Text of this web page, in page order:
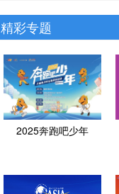
精彩专题
2025奔跑吧少年